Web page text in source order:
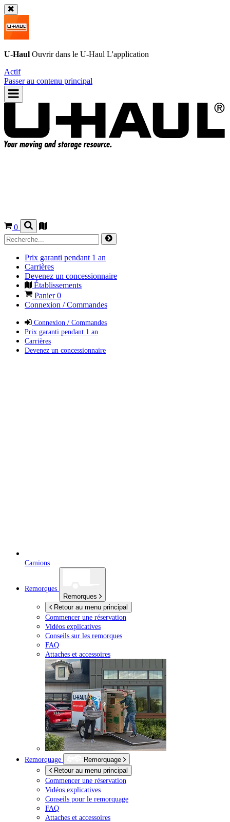
U-Haul Ouvrir dans le U-Haul L'application
Actif
Passer au contenu principal
0
Prix garanti pendant 1 an
Carrières
Devenez un concessionnaire
Établissements
Panier0
Connexion / Commandes
Connexion / Commandes
Prix garanti pendant 1 an
Carrières
Devenez un concessionnaire
Camions
Remorques
Remorques
Retour au menu principal
Commencer une réservation
Vidéos explicatives
Conseils sur les remorques
FAQ
Attaches et accessoires
Remorquage
Remorquage
Retour au menu principal
Commencer une réservation
Vidéos explicatives
Conseils pour le remorquage
FAQ
Attaches et accessoires